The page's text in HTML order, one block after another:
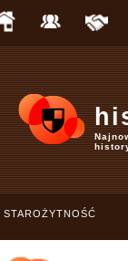
STAROŻYTNOŚĆ